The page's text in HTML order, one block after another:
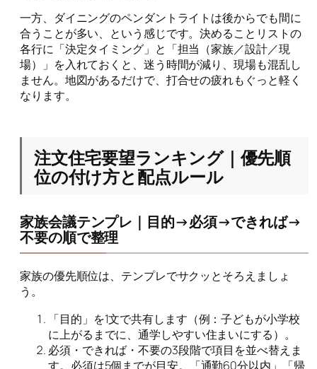
一方、ダイニングのペンダントライトは後からでも間に
合うことが多い、という感じです。決めることリストの
各行に「決定タイミング」と「担当（家族／設計／現
場）」を入れておくと、迷う時間が減り、現場も混乱し
ません。地図があるだけで、打合せの疲れもぐっと軽く
なります。
注文住宅要望ランキング｜優先順
位の付け方と配点ルール
家族会議テンプレ｜目的→必須→できれば→
不要の順で整理
家族の優先順位は、テンプレでサクッとそろえましょ
う。
「目的」を1文で共有します（例：子どもが小学校
に上がるまでに、通学しやすい住まいにする）。
必須・できれば・不要の3段階で項目を並べ替えま
す。必須は5個までが目安。「通勤60分以内」「帰